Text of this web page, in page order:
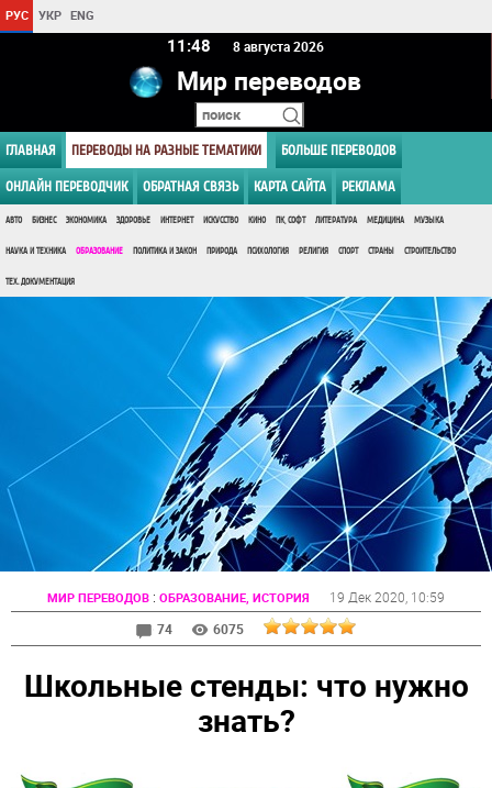
РУС УКР ENG
11 48 8 августа 2026
Мир переводов
ГЛАВНАЯ ПЕРЕВОДЫ НА РАЗНЫЕ ТЕМАТИКИ БОЛЬШЕ ПЕРЕВОДОВ
ОНЛАЙН ПЕРЕВОДЧИК ОБРАТНАЯ СВЯЗЬ КАРТА САЙТА РЕКЛАМА
АВТО БИЗНЕС ЭКОНОМИКА ЗДОРОВЬЕ ИНТЕРНЕТ ИСКУССТВО КИНО ПК, СОФТ ЛИТЕРАТУРА МЕДИЦИНА МУЗЫКА
НАУКА И ТЕХНИКА ОБРАЗОВАНИЕ ПОЛИТИКА И ЗАКОН ПРИРОДА ПСИХОЛОГИЯ РЕЛИГИЯ СПОРТ СТРАНЫ СТРОИТЕЛЬСТВО
ТЕХ. ДОКУМЕНТАЦИЯ
МИР ПЕРЕВОДОВ : ОБРАЗОВАНИЕ, ИСТОРИЯ 19 Дек 2020 , 10:59
74
6075
Школьные стенды: что нужно
знать?